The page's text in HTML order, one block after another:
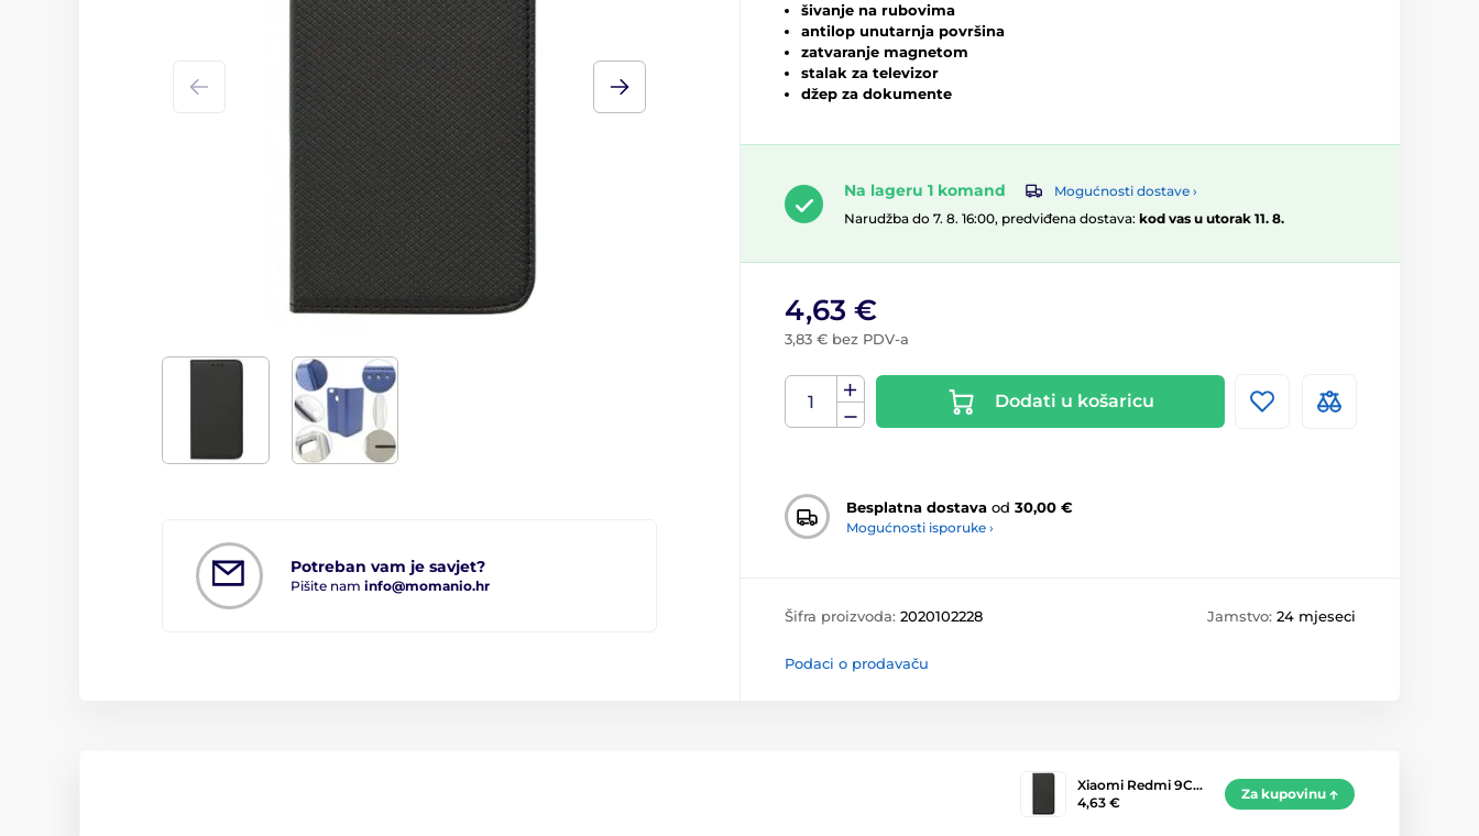
Potreban vam je savjet?
Pišite nam info@momanio.hr
šivanje na rubovima
antilop unutarnja površina
zatvaranje magnetom
stalak za televizor
džep za dokumente
Na lageru 1 komand
Mogućnosti dostave ›
Narudžba do 7. 8. 16:00, predviđena dostava: kod vas u utorak 11. 8.
4,63 €
3,83 € bez PDV-a
Dodati u košaricu
Besplatna dostava od 30,00 €
Mogućnosti isporuke ›
Šifra proizvoda: 2020102228 Jamstvo: 24 mjeseci
Podaci o prodavaču
Xiaomi Redmi 9C…
4,63 €
Za kupovinu